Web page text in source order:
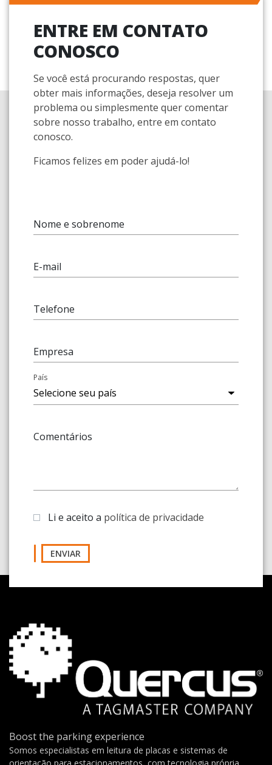
ENTRE EM CONTATO
CONOSCO
Se você está procurando respostas, quer
obter mais informações, deseja resolver um
problema ou simplesmente quer comentar
sobre nosso trabalho, entre em contato
conosco.
Ficamos felizes em poder ajudá-lo!
Nome e sobrenome
E-mail
Telefone
Empresa
País
Comentários
Li e aceito a política de privacidade
ENVIAR
Boost the parking experience
Somos especialistas em leitura de placas e sistemas de